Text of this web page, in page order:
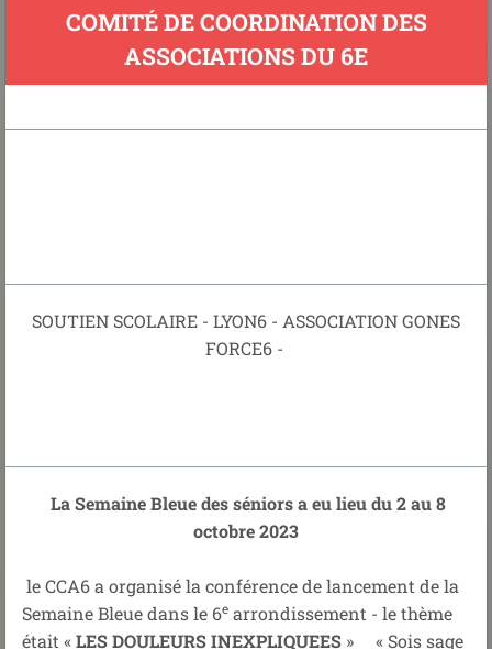
COMITÉ DE COORDINATION DES
ASSOCIATIONS DU 6E
SOUTIEN SCOLAIRE - LYON6 - ASSOCIATION GONES
FORCE6 -
La Semaine Bleue des séniors a eu lieu du 2 au 8
octobre 2023
le CCA6 a organisé la conférence de lancement de la
Semaine Bleue dans le 6e arrondissement - le thème
était «LES DOULEURS INEXPLIQUEES » « Sois sage